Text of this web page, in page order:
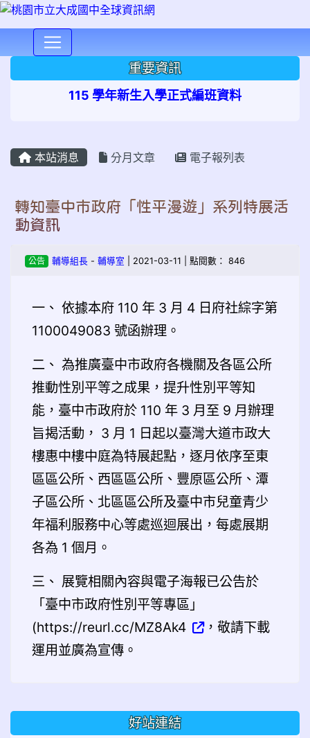
重要資訊
115 學年新生入學正式編班資料
本站消息 分月文章 電子報列表
轉知臺中市政府「性平漫遊」系列特展活
動資訊
公告 輔導組長- 輔導室 | 2021-03-11 | 點閱數： 846
一、 依據本府 110 年 3 月 4 日府社綜字第
1100049083 號函辦理。
二、 為推廣臺中市政府各機關及各區公所
推動性別平等之成果，提升性別平等知
能，臺中市政府於 110 年 3 月至 9 月辦理
旨揭活動， 3 月 1 日起以臺灣大道市政大
樓惠中樓中庭為特展起點，逐月依序至東
區區公所、西區區公所、豐原區公所、潭
子區公所、北區區公所及臺中市兒童青少
年福利服務中心等處巡迴展出，每處展期
各為 1 個月。
三、 展覽相關內容與電子海報已公告於
「臺中市政府性別平等專區」
(https://reurl.cc/MZ8Ak4
，敬請下載
運用並廣為宣傳。
好站連結